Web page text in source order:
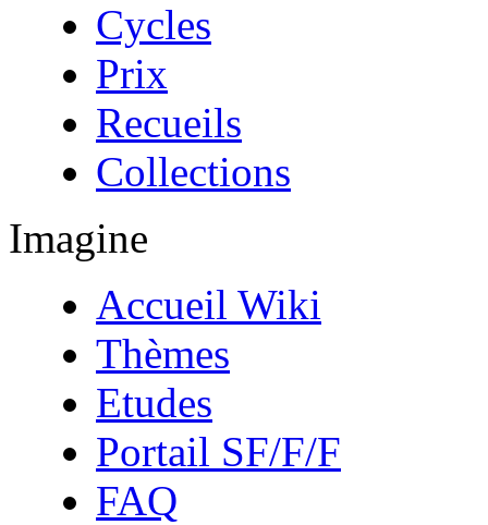
Cycles
Prix
Recueils
Collections
Imagine
Accueil Wiki
Thèmes
Etudes
Portail SF/F/F
FAQ